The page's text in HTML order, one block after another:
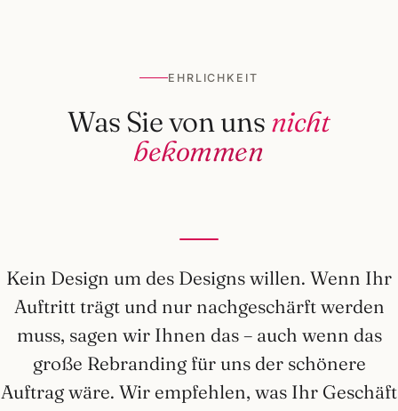
EHRLICHKEIT
Was Sie von uns nicht
bekommen
Kein Design um des Designs willen. Wenn Ihr
Auftritt trägt und nur nachgeschärft werden
muss, sagen wir Ihnen das – auch wenn das
große Rebranding für uns der schönere
Auftrag wäre. Wir empfehlen, was Ihr Geschäft